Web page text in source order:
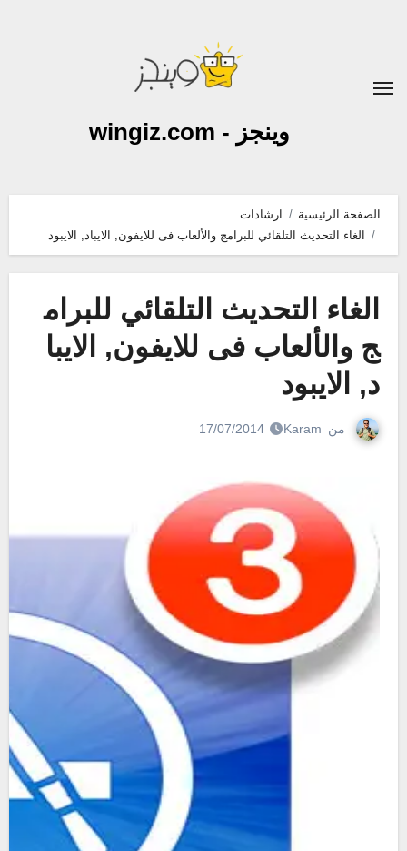
وينجز - wingiz.com
الصفحة الرئيسية
ارشادات
الغاء التحديث التلقائي للبرامج والألعاب فى للايفون, الايباد, الايبود
الغاء التحديث التلقائي للبرام
ج والألعاب فى للايفون, الايبا
د, الايبود
من Karam
17/07/2014